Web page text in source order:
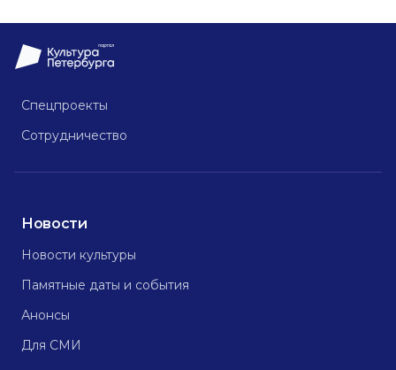
Спецпроекты
Сотрудничество
Новости
Новости культуры
Памятные даты и события
Анонсы
Для СМИ